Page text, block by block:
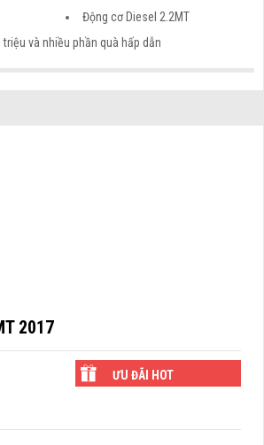
Động cơ Diesel 2.2MT
và nhiều phần quà hấp dẫn
2017
ƯU ĐÃI HOT